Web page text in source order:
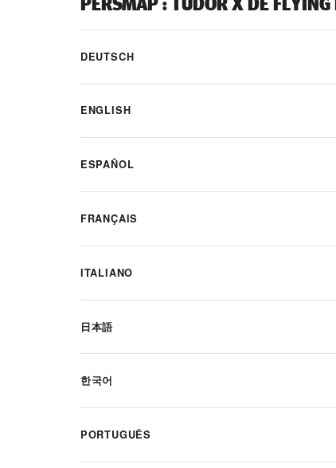
DEUTSCH
ENGLISH
ESPAÑOL
FRANÇAIS
ITALIANO
日本語
한국어
PORTUGUÊS